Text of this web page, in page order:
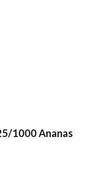
1000 Ananas